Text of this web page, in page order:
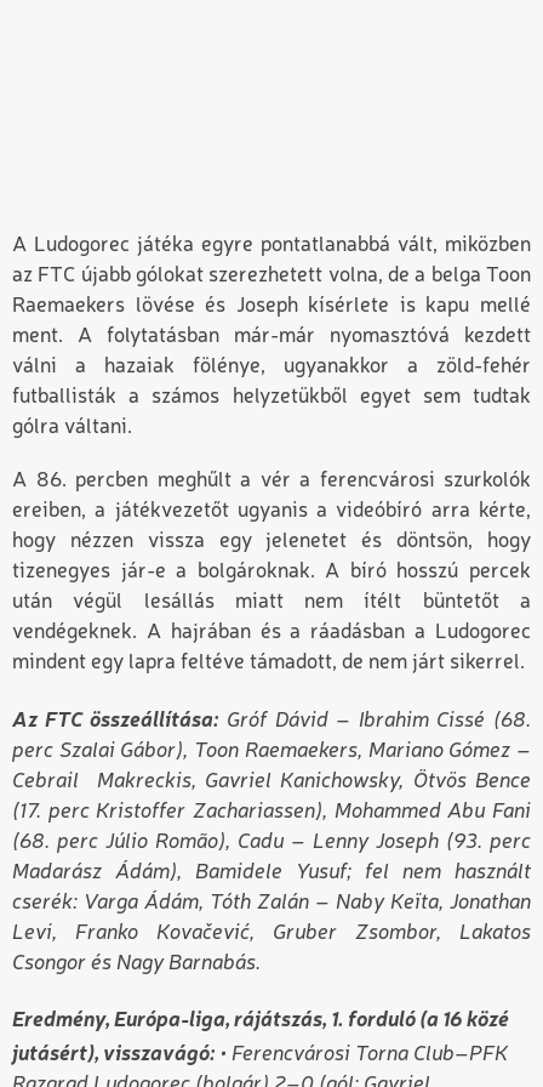
A Ludogorec játéka egyre pontatlanabbá vált, miközben
az FTC újabb gólokat szerezhetett volna, de a belga Toon
Raemaekers lövése és Joseph kísérlete is kapu mellé
ment. A folytatásban már-már nyomasztóvá kezdett
válni a hazaiak fölénye, ugyanakkor a zöld-fehér
futballisták a számos helyzetükből egyet sem tudtak
gólra váltani.
A 86. percben meghűlt a vér a ferencvárosi szurkolók
ereiben, a játékvezetőt ugyanis a videóbíró arra kérte,
hogy nézzen vissza egy jelenetet és döntsön, hogy
tizenegyes jár-e a bolgároknak. A bíró hosszú percek
után végül lesállás miatt nem ítélt büntetőt a
vendégeknek. A hajrában és a ráadásban a Ludogorec
mindent egy lapra feltéve támadott, de nem járt sikerrel.
Az FTC összeállítása: Gróf Dávid – Ibrahim Cissé (68.
perc Szalai Gábor), Toon Raemaekers, Mariano Gómez –
Cebrail Makreckis, Gavriel Kanichowsky, Ötvös Bence
(17. perc Kristoffer Zachariassen), Mohammed Abu Fani
(68. perc Júlio Romão), Cadu – Lenny Joseph (93. perc
Madarász Ádám), Bamidele Yusuf; fel nem használt
cserék: Varga Ádám, Tóth Zalán – Naby Keïta, Jonathan
Levi, Franko Kovačević, Gruber Zsombor, Lakatos
Csongor és Nagy Barnabás.
Eredmény, Európa-liga, rájátszás, 1. forduló (a 16 közé
jutásért), visszavágó: • Ferencvárosi Torna Club–PFK